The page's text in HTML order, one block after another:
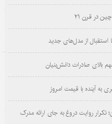
در قرن ۲۱
از مدل‌های جدید
صادرات دانش‌بنیان
آینده با قیمت امروز
تکرار روایت دروغ به جای ارائه مدرک